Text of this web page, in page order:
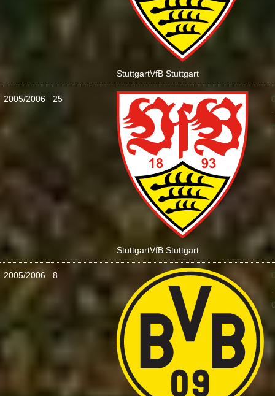
StuttgartVfB Stuttgart
2005/2006 25
StuttgartVfB Stuttgart
:
2005/2006 8
: